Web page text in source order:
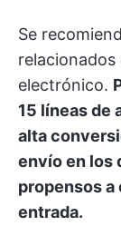
Se
electrónico.
15 líneas de
alta
envío en los
propensos a
entrada.